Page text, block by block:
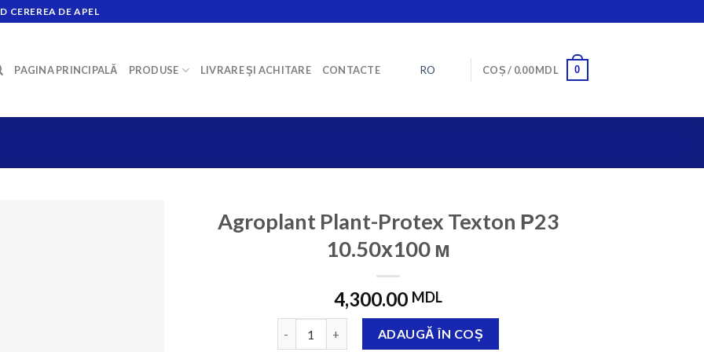
CEREREA DE APEL
PAGINA PRINCIPALĂ PRODUSE LIVRARE ŞI ACHITARE CONTACTE RO COȘ / 0.00MDL 0
Agroplant Plant-Protex Texton Р23
10.50х100 м
4,300.00 MDL
Cantitate Агроволокно Plant Protex Texton Р23 10.50х100 м
ADAUGĂ ÎN COȘ